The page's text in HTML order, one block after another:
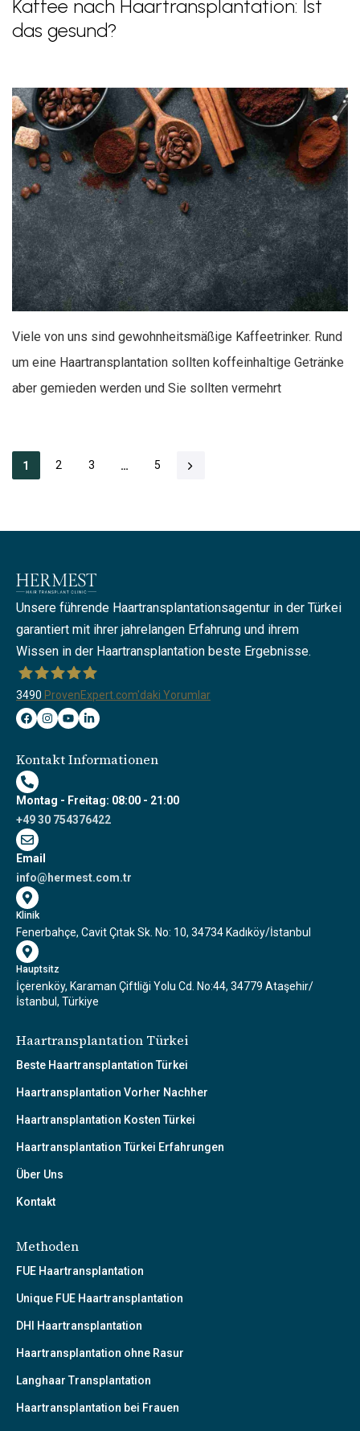
Kaffee nach Haartransplantation: Ist
das gesund?
Viele von uns sind gewohnheitsmäßige Kaffeetrinker. Rund
um eine Haartransplantation sollten koffeinhaltige Getränke
aber gemieden werden und Sie sollten vermehrt
1 2 3 … 5
Unsere führende Haartransplantationsagentur in der Türkei
garantiert mit ihrer jahrelangen Erfahrung und ihrem
Wissen in der Haartransplantation beste Ergebnisse.
Hermest Hair Transplant Clinic
3490 ProvenExpert.com'daki Yorumlar
Kontakt Informationen
Montag - Freitag: 08:00 - 21:00
+49 30 754376422
Email
info@hermest.com.tr
Klinik
Fenerbahçe, Cavit Çıtak Sk. No: 10, 34734 Kadıköy/İstanbul
Hauptsitz
İçerenköy, Karaman Çiftliği Yolu Cd. No:44, 34779 Ataşehir/
İstanbul, Türkiye
Haartransplantation Türkei
Beste Haartransplantation Türkei
Haartransplantation Vorher Nachher
Haartransplantation Kosten Türkei
Haartransplantation Türkei Erfahrungen
Über Uns
Kontakt
Methoden
FUE Haartransplantation
Unique FUE Haartransplantation
DHI Haartransplantation
Haartransplantation ohne Rasur
Langhaar Transplantation
Haartransplantation bei Frauen